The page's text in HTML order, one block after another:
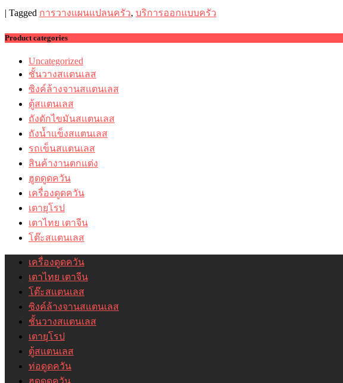
| Tagged การวางแผนแปลนครัว, บริการออกแบบครัว
Product categories
Uncategorized
ชั้นวางสแตนเลส
ซิงค์ล้างจานสแตนเลส
ตู้สแตนเลส
ถังดักไขมันสแตนเลส
ถังน้ำแข็งสแตนเลส
รถเข็นสแตนเลส
สินค้างานตกแต่ง
ฮูดดูดควัน
เครื่องดูดควัน
เตายุโรป
เตาไทย เตาจีน
โต๊ะสแตนเลส
เครื่องดูดควัน
เตาไทย เตาจีน
โต๊ะสแตนเลส
ซิงค์ล้างจานสแตนเลส
ชั้นวางสแตนเลส
เตายุโรป
ตู้สแตนเลส
ท่อดูดควัน
ฮูดดูดควัน